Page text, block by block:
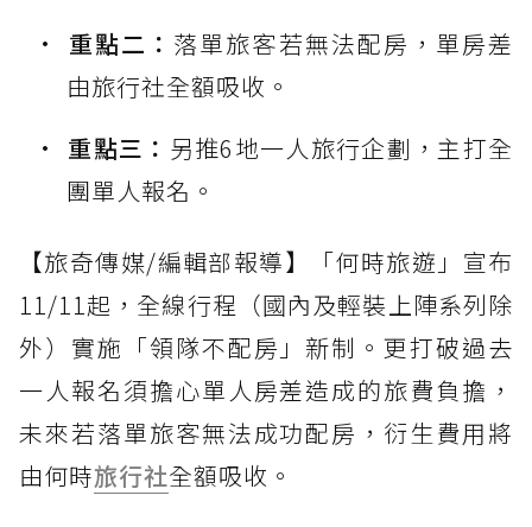
重點二： 落單旅客若無法配房，單房差
由旅行社全額吸收。
重點三： 另推6地一人旅行企劃，主打全
團單人報名。
【旅奇傳媒/編輯部報導】「何時旅遊」宣布
11/11起，全線行程（國內及輕裝上陣系列除
外）實施「領隊不配房」新制。更打破過去
一人報名須擔心單人房差造成的旅費負擔，
未來若落單旅客無法成功配房，衍生費用將
由何時旅行社全額吸收。